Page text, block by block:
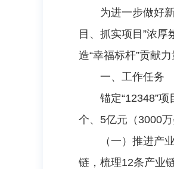
为进一步做好
目、抓实项目”浓
造“幸福标杆”贡献
一、工作任务
锚定“12348”
个、5亿元（3000
（一）推进产
链，梳理12条产业